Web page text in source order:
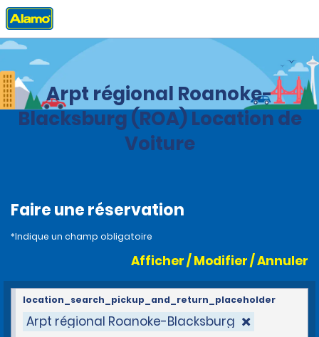
Accueil Agences Virginia
Arpt régional Roanoke-
Blacksburg (ROA) Location de
Voiture
Faire une réservation
*Indique un champ obligatoire
Afficher / Modifier / Annuler
Arpt régional Roanoke-Blacksburg
location_search_pickup_and_return_placeholder